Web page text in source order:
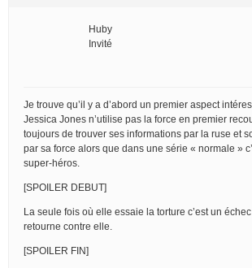
Huby
Invité
Je trouve qu’il y a d’abord un premier aspect
Jessica Jones n’utilise pas la force en premier
toujours de trouver ses informations par la ruse et
par sa force alors que dans une série « normale »
super-héros.
[SPOILER DEBUT]
La seule fois où elle essaie la torture c’est un
retourne contre elle.
[SPOILER FIN]